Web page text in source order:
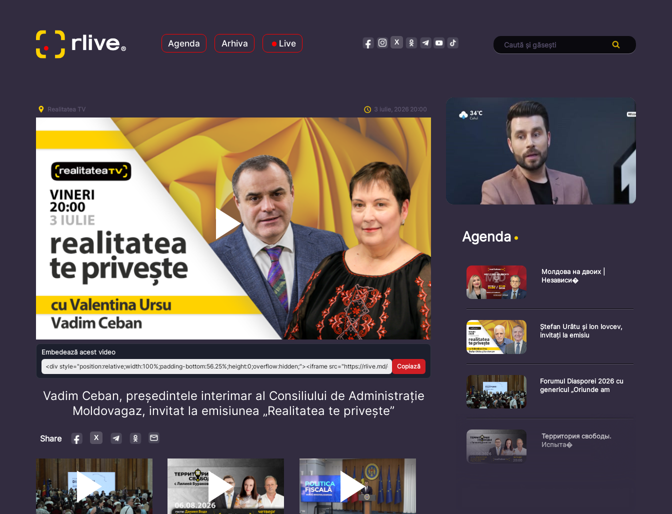
Agenda Arhiva Live
Realitatea TV 3 iulie, 2026 20:00
Play
Video
Embedează acest video
Copiază
Vadim Ceban, președintele interimar al Consiliului de Administrație
Moldovagaz, invitat la emisiunea „Realitatea te privește”
Share
Agenda
Молдова на двоих |
Независи�
Ștefan Urâtu și Ion Iovcev,
invitați la emisiu
Forumul Diasporei 2026 cu
genericul „Oriunde am
Территория свободы.
Испыта�